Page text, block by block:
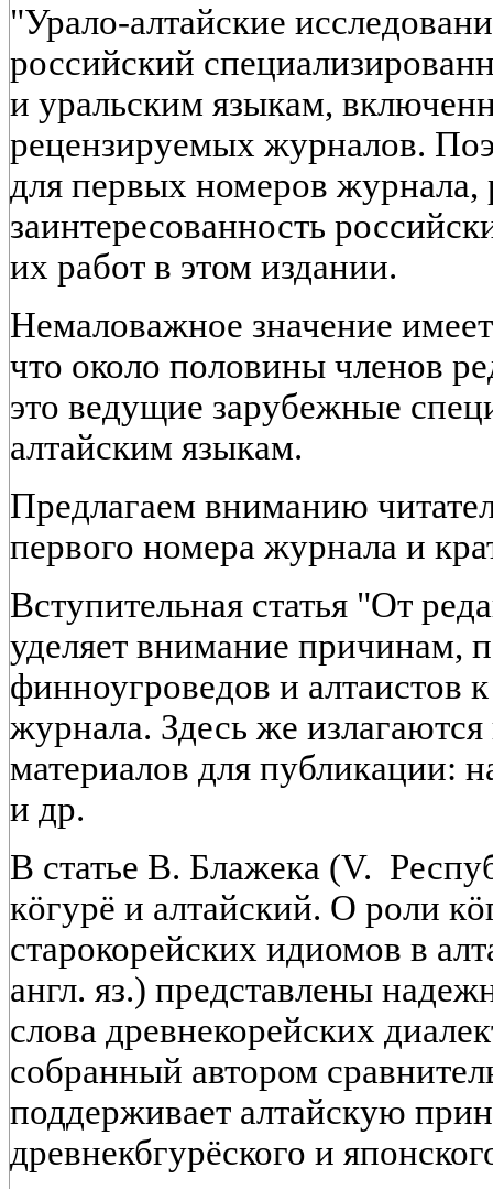
"Урало-алтайские
российский
и уральским языкам,
рецензируемых журналов.
для первых номеров журнала,
заинтересованность
их работ в этом издании.
Немаловажное значение
что около половины членов
это ведущие зарубежные
алтайским языкам.
Предлагаем вниманию
первого номера журнала и
Вступительная статья "От
уделяет внимание причинам,
финноугроведов и алтаистов
журнала. Здесь же
материалов для публикации:
и др.
В статье В. Блажека (V.
кöгурё и алтайский. О роли
старокорейских идиомов в
англ. яз.) представлены
слова древнекорейских
собранный автором
поддерживает алтайскую
древнекбгурёского и